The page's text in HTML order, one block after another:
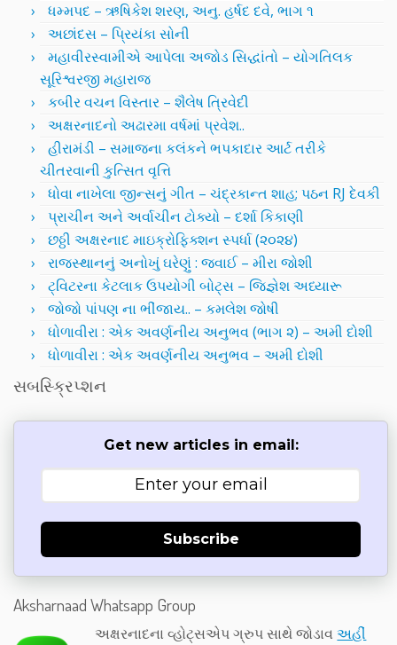
ધમ્મપદ – ઋષિકેશ શરણ, અનુ. હર્ષદ દવે, ભાગ ૧
અછાંદસ – પ્રિયંકા સોની
મહાવીરસ્વામીએ આપેલા અજોડ સિદ્ધાંતો – યોગતિલક
સૂરિશ્વરજી મહારાજ
કબીર વચન વિસ્તાર – શૈલેષ ત્રિવેદી
અક્ષરનાદનો અઢારમા વર્ષમાં પ્રવેશ..
હીરામંડી – સમાજના કલંકને ભપકાદાર આર્ટ તરીકે
ચીતરવાની કુત્સિત વૃત્તિ
ધોવા નાખેલા જીન્સનું ગીત – ચંદ્રકાન્ત શાહ; પઠન RJ દેવકી
પ્રાચીન અને અર્વાચીન ટોક્યો – દર્શા કિકાણી
છઠ્ઠી અક્ષરનાદ માઇક્રોફિક્શન સ્પર્ધા (૨૦૨૪)
રાજસ્થાનનું અનોખું ઘરેણું : જવાઈ – મીરા જોશી
ટ્વિટરના કેટલાક ઉપયોગી બોટ્સ – જિજ્ઞેશ અધ્યારૂ
જોજો પાંપણ ના ભીંજાય.. – કમલેશ જોષી
ધોળાવીરા : એક અવર્ણનીય અનુભવ (ભાગ ૨) – અમી દોશી
ધોળાવીરા : એક અવર્ણનીય અનુભવ – અમી દોશી
સબસ્ક્રિપ્શન
Get new articles in email:
Subscribe
Aksharnaad Whatsapp Group
અક્ષરનાદના વ્હોટ્સએપ ગ્રુપ સાથે જોડાવઅહીં